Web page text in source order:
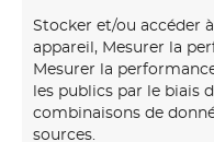
Stocker et/ou accéder
appareil, Mesurer la
Mesurer la
les publics par le biais
combinaisons de
sources.